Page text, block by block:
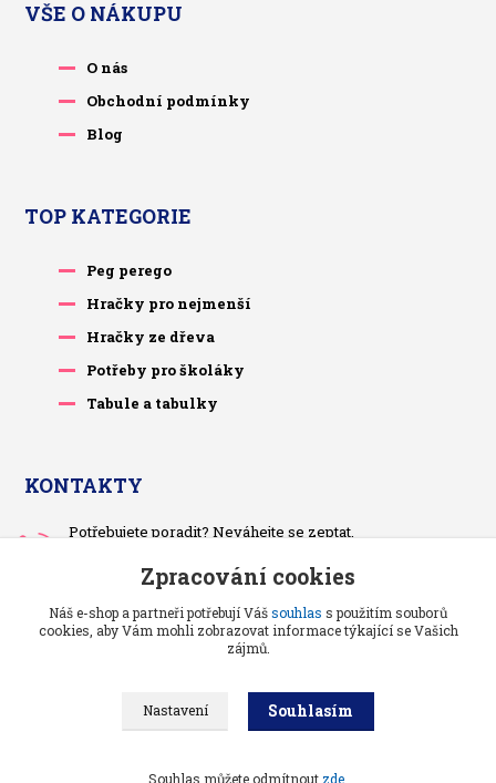
VŠE O NÁKUPU
O nás
Obchodní podmínky
Blog
TOP KATEGORIE
Peg perego
Hračky pro nejmenší
Hračky ze dřeva
Potřeby pro školáky
Tabule a tabulky
KONTAKTY
Potřebujete poradit? Neváhejte se zeptat.
Po-čt, po 13 hodině
pietrasova.p@seznam.cz
Vše pro děti a kojence // Grafika a kódování
Zpracování cookies
Náš e-shop a partneři potřebují Vášsouhlas s použitím souborů
cookies, aby Vám mohli zobrazovat informace týkající se Vašich
zájmů.
Nastavení Souhlasím
Souhlas můžete odmítnout zde